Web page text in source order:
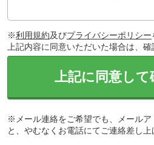
※利用規約及びプライバシーポリシー
上記内容に同意いただいた場合は、確
上記に同意して
※メール連絡をご希望でも、メール
と、やむなくお電話にてご連絡差し上